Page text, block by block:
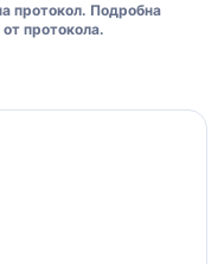
протокол. Подробна
протокола.